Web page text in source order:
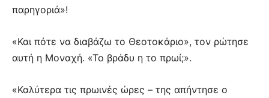
παρηγοριά»!
«Και πότε να διαβάζω το Θεοτοκάριο», τον ρώτησε
αυτή η Μοναχή. «Το βράδυ η το πρωί;».
«Καλύτερα τις πρωινές ώρες – της απήντησε ο